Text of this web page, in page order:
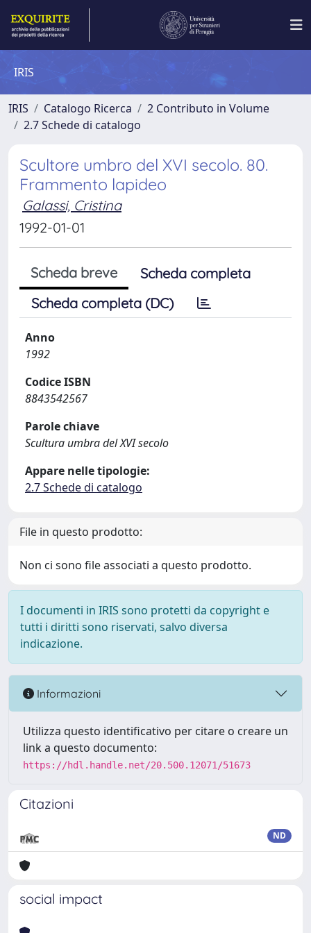
IRIS
IRIS Catalogo Ricerca
2 Contributo in Volume
2.7 Schede di catalogo
Scultore umbro del XVI secolo. 80.
Frammento lapideo
Galassi, Cristina
1992-01-01
Scheda breve
Scheda completa
Scheda completa (DC)
Anno
1992
Codice ISBN
8843542567
Parole chiave
Scultura umbra del XVI secolo
Appare nelle tipologie:
2.7 Schede di catalogo
File in questo prodotto:
Non ci sono file associati a questo prodotto.
I documenti in IRIS sono protetti da copyright e
tutti i diritti sono riservati, salvo diversa
indicazione.
Informazioni
Utilizza questo identificativo per citare o creare un
link a questo documento:
https://hdl.handle.net/20.500.12071/51673
Citazioni
ND
social impact